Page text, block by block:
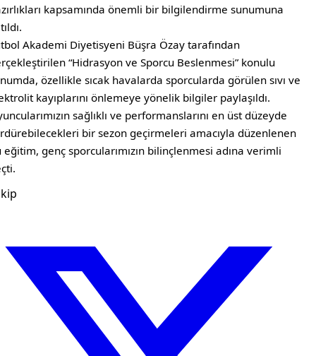
kapsamında önemli bir bilgilendirme sunumuna
Akademi Diyetisyeni Büşra Özay tarafından
“Hidrasyon ve Sporcu Beslenmesi” konulu
özellikle sıcak havalarda sporcularda görülen sıvı ve
kayıplarını önlemeye yönelik bilgiler paylaşıldı.
sağlıklı ve performanslarını en üst düzeyde
bir sezon geçirmeleri amacıyla düzenlenen
eğitim, genç sporcularımızın bilinçlenmesi adına verimli